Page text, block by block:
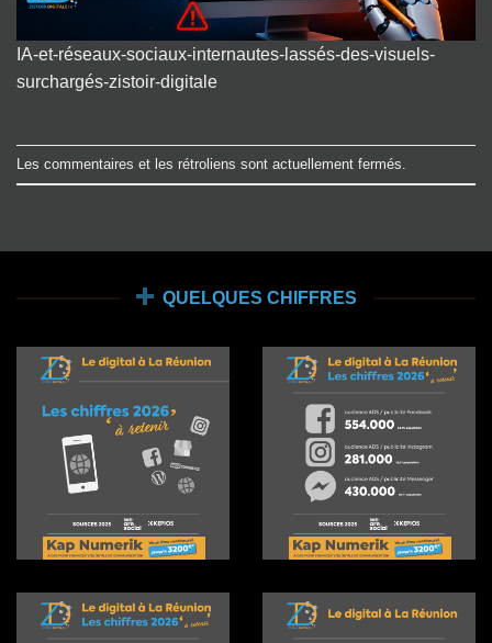
IA-et-réseaux-sociaux-internautes-lassés-des-visuels-
surchargés-zistoir-digitale
Les commentaires et les rétroliens sont actuellement fermés.
QUELQUES CHIFFRES